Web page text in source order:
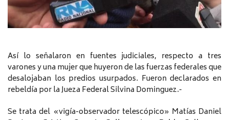
Así lo señalaron en fuentes judiciales, respecto a tres
varones y una mujer que huyeron de las fuerzas federales que
desalojaban los predios usurpados. Fueron declarados en
rebeldía por la Jueza Federal Silvina Dominguez.-
Se trata del «vigía-observador telescópico» Matías Daniel